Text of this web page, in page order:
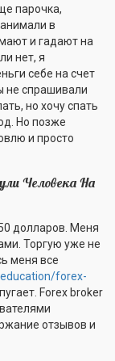
парочка,
в
и гадают на
нет, я
себе на счет
не спрашивали
но хочу спать
Но позже
и просто
Человека На
долларов. Меня
Торгую уже не
меня все
forex-
Forex broker
отзывов и